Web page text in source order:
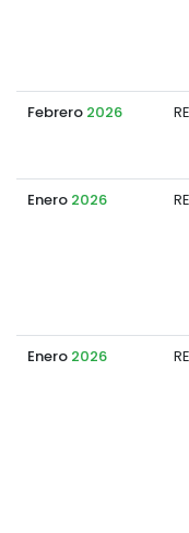
Febrero 2026
Enero 2026
Enero 2026